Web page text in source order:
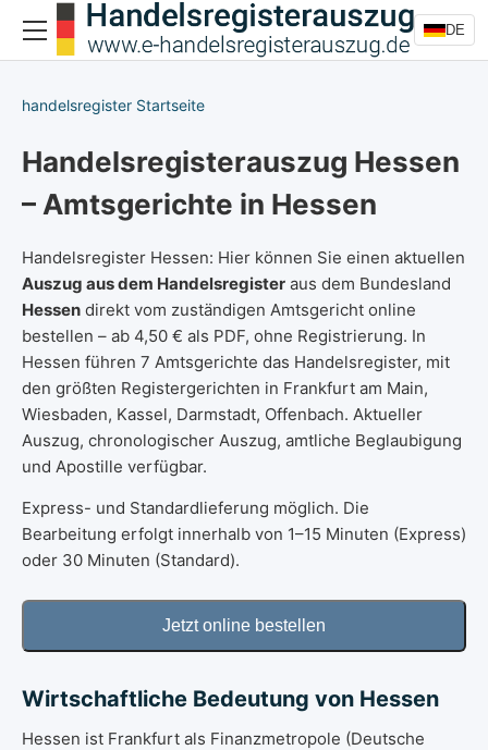
DE
handelsregister Startseite
Handelsregisterauszug Hessen
– Amtsgerichte in Hessen
Handelsregister Hessen: Hier können Sie einen aktuellen
Auszug aus dem Handelsregister aus dem Bundesland
Hessen direkt vom zuständigen Amtsgericht online
bestellen – ab 4,50 € als PDF, ohne Registrierung. In
Hessen führen 7 Amtsgerichte das Handelsregister, mit
den größten Registergerichten in Frankfurt am Main,
Wiesbaden, Kassel, Darmstadt, Offenbach. Aktueller
Auszug, chronologischer Auszug, amtliche Beglaubigung
und Apostille verfügbar.
Express- und Standardlieferung möglich. Die
Bearbeitung erfolgt innerhalb von 1–15 Minuten (Express)
oder 30 Minuten (Standard).
Wirtschaftliche Bedeutung von Hessen
Hessen ist Frankfurt als Finanzmetropole (Deutsche